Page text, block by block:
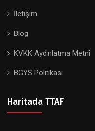
İletişim
Blog
KVKK Aydınlatma Metni
BGYS Politikası
Haritada TTAF